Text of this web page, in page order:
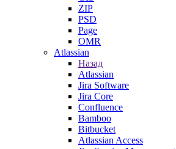
ZIP
PSD
Page
OMR
Atlassian
Назад
Atlassian
Jira Software
Jira Core
Confluence
Bamboo
Bitbucket
Atlassian Access